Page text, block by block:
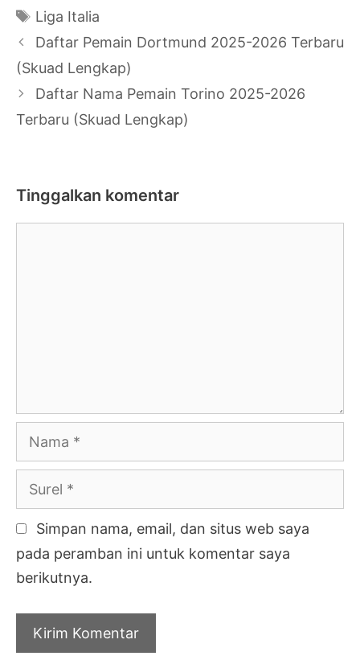
Tag
Liga Italia
Navigasi
Tulisan
Daftar Pemain Dortmund 2025-2026 Terbaru
(Skuad Lengkap)
Daftar Nama Pemain Torino 2025-2026
Terbaru (Skuad Lengkap)
Tinggalkan komentar
Nama
Surel
Simpan nama, email, dan situs web saya
pada peramban ini untuk komentar saya
berikutnya.